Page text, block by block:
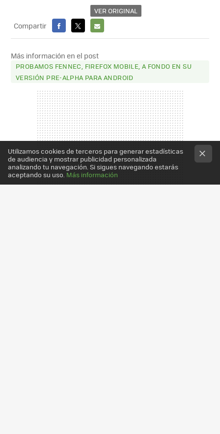
VER ORIGINAL
Compartir
FACEBOOK
X
E-
MAIL
Más información en el post
PROBAMOS FENNEC, FIREFOX MOBILE, A FONDO EN SU
VERSIÓN PRE-ALPHA PARA ANDROID
Utilizamos cookies de terceros para generar estadísticas
de audiencia y mostrar publicidad personalizada
analizando tu navegación. Si sigues navegando estarás
aceptando su uso. Más información